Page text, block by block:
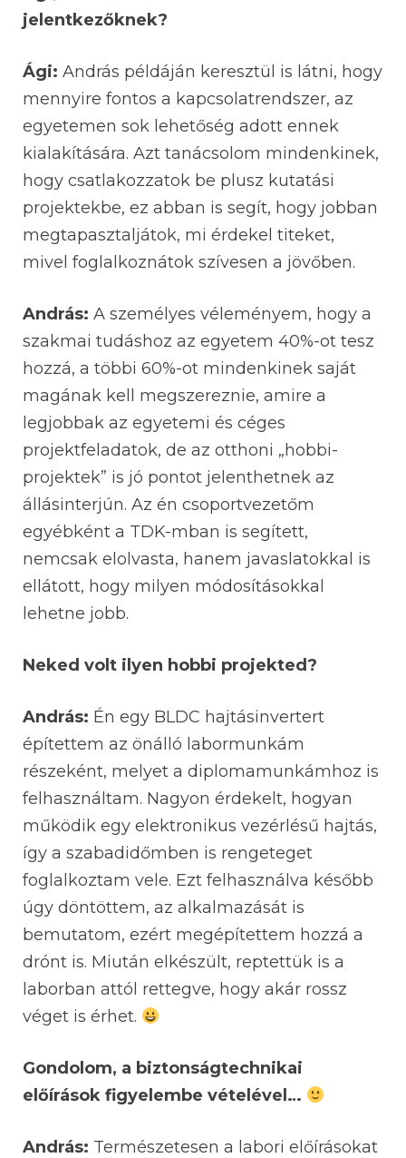
jelentkezőknek?
Ági: András példáján keresztül is látni, hogy
mennyire fontos a kapcsolatrendszer, az
egyetemen sok lehetőség adott ennek
kialakítására. Azt tanácsolom mindenkinek,
hogy csatlakozzatok be plusz kutatási
projektekbe, ez abban is segít, hogy jobban
megtapasztaljátok, mi érdekel titeket,
mivel foglalkoznátok szívesen a jövőben.
András: A személyes véleményem, hogy a
szakmai tudáshoz az egyetem 40%-ot tesz
hozzá, a többi 60%-ot mindenkinek saját
magának kell megszereznie, amire a
legjobbak az egyetemi és céges
projektfeladatok, de az otthoni „hobbi-
projektek” is jó pontot jelenthetnek az
állásinterjún. Az én csoportvezetőm
egyébként a TDK-mban is segített,
nemcsak elolvasta, hanem javaslatokkal is
ellátott, hogy milyen módosításokkal
lehetne jobb.
Neked volt ilyen hobbi projekted?
András: Én egy BLDC hajtásinvertert
építettem az önálló labormunkám
részeként, melyet a diplomamunkámhoz is
felhasználtam. Nagyon érdekelt, hogyan
működik egy elektronikus vezérlésű hajtás,
így a szabadidőmben is rengeteget
foglalkoztam vele. Ezt felhasználva később
úgy döntöttem, az alkalmazását is
bemutatom, ezért megépítettem hozzá a
drónt is. Miután elkészült, reptettük is a
laborban attól rettegve, hogy akár rossz
véget is érhet.
Gondolom, a biztonságtechnikai
előírások figyelembe vételével…
András: Természetesen a labori előírásokat